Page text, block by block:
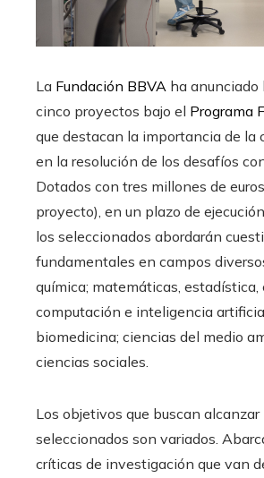
La Fundación BBVA ha anunciado
cinco proyectos bajo el Programa
que destacan la importancia de la
en la resolución de los desafíos
Dotados con tres millones de
proyecto), en un plazo de
los seleccionados abordarán
fundamentales en campos
química; matemáticas, estadística,
computación e inteligencia
biomedicina; ciencias del medio
ciencias sociales.
Los objetivos que buscan
seleccionados son variados.
críticas de investigación que van